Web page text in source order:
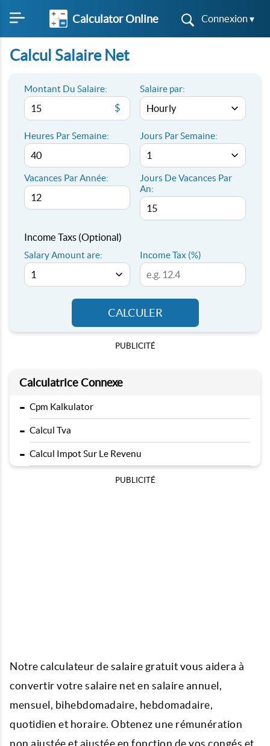
Calculator Online Connexion ▾
Calcul Salaire Net
Montant Du Salaire:
$
Salaire par:
Heures Par Semaine: Jours Par Semaine:
Vacances Par Année:
Jours De Vacances Par
An:
Income Taxs (Optional)
Salary Amount are: Income Tax (%)
CALCULER
PUBLICITÉ
Calculatrice Connexe
- Cpm Kalkulator
- Calcul Tva
- Calcul Impot Sur Le Revenu
PUBLICITÉ
Notre calculateur de salaire gratuit vous aidera à
convertir votre salaire net en salaire annuel,
mensuel, bihebdomadaire, hebdomadaire,
quotidien et horaire. Obtenez une rémunération
non ajustée et ajustée en fonction de vos congés et